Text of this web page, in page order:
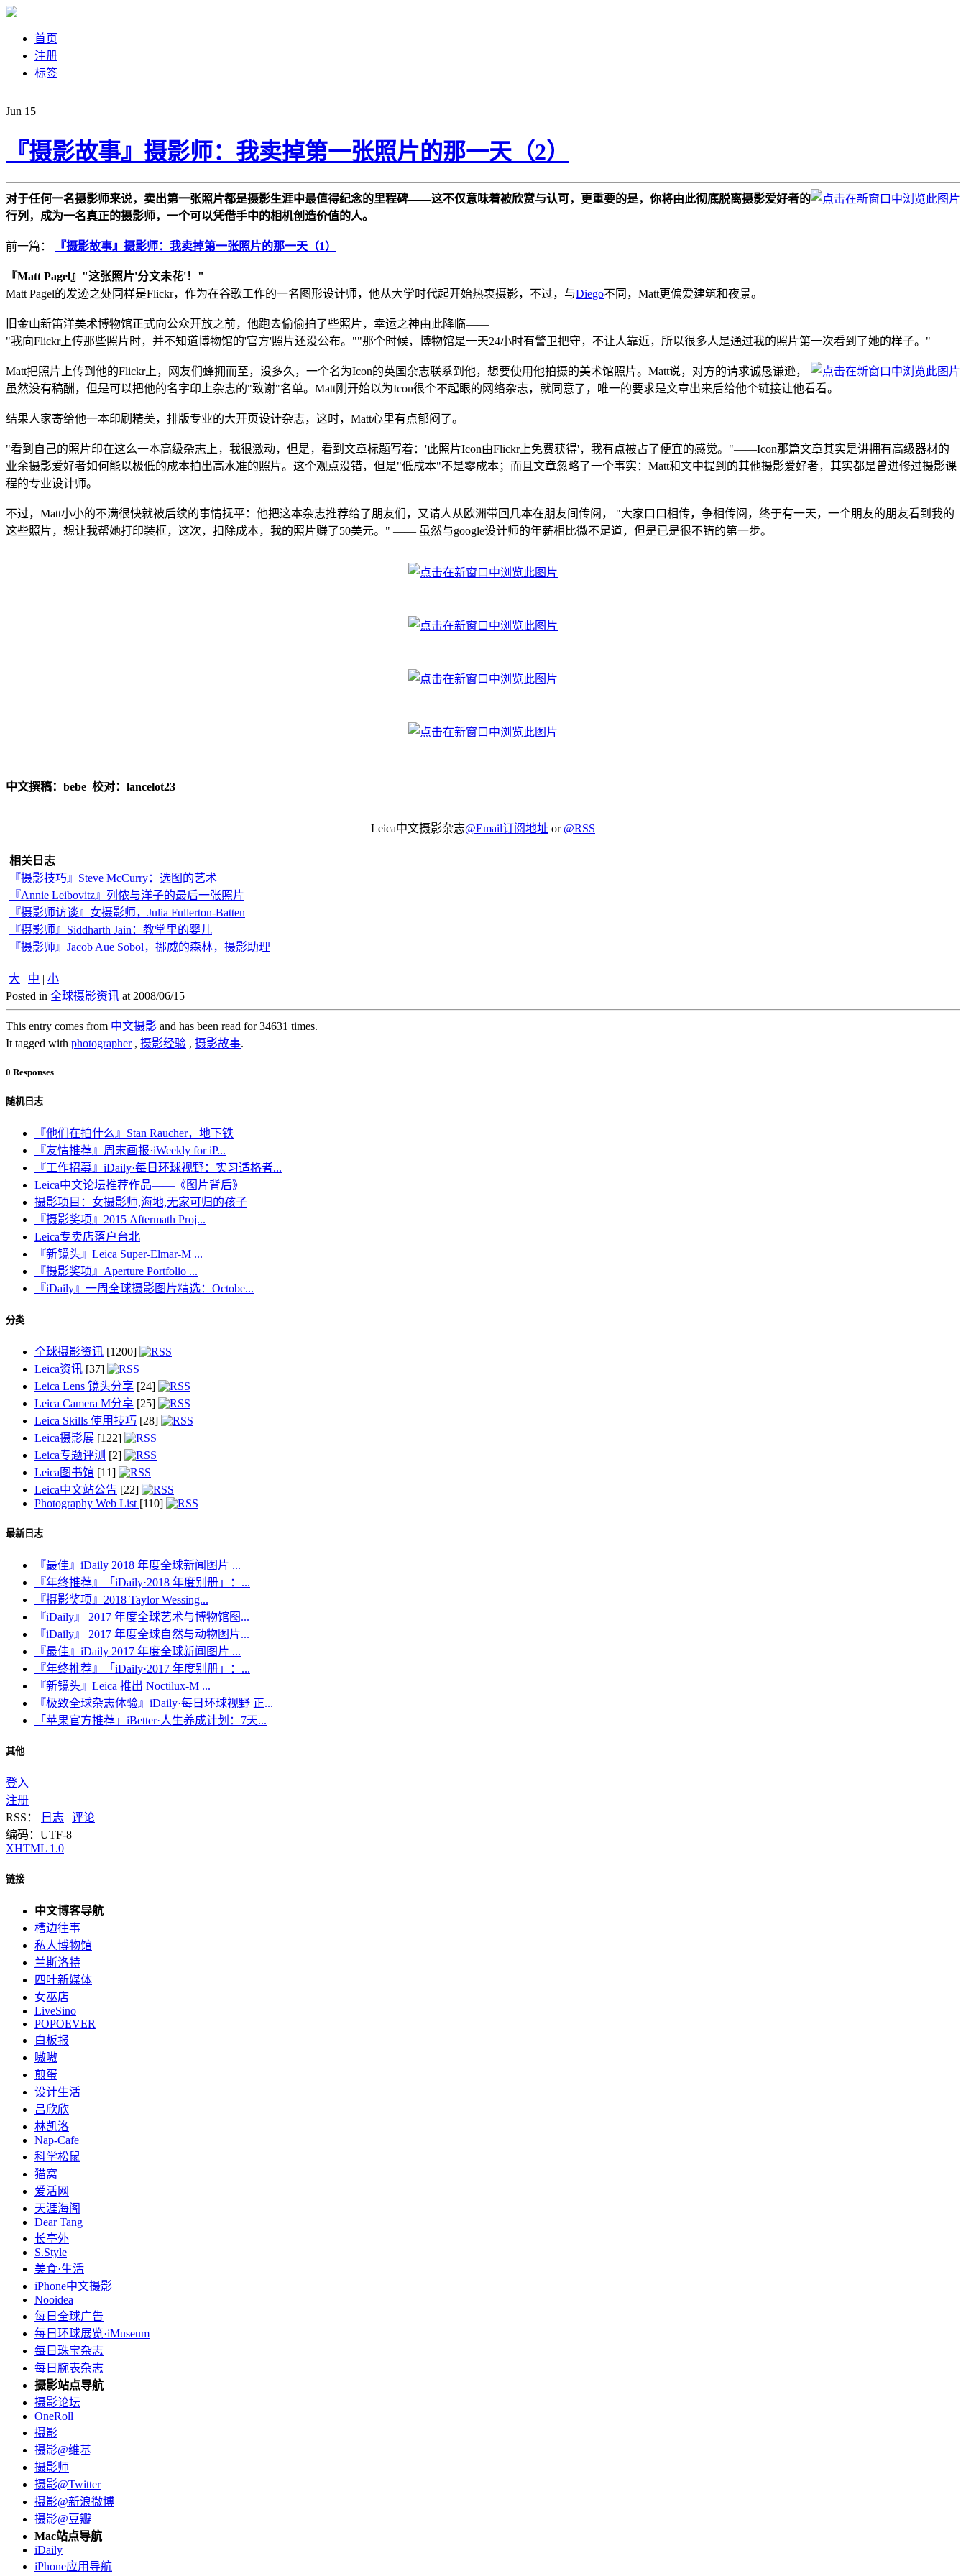
首页
注册
标签
Jun 15
『摄影故事』摄影师：我卖掉第一张照片的那一天（2）
对于任何一名摄影师来说，卖出第一张照片都是摄影生涯中最值得纪念的里程碑——这不仅意味着被欣赏与认可，更重要的是，你将由此彻底脱离摄影爱好者的
行列，成为一名真正的摄影师，一个可以凭借手中的相机创造价值的人。
前一篇： 『摄影故事』摄影师：我卖掉第一张照片的那一天（1）
『Matt Pagel』"这张照片'分文未花'！"
Matt Pagel的发迹之处同样是Flickr，作为在谷歌工作的一名图形设计师，他从大学时代起开始热衷摄影，不过，与Diego不同，Matt更偏爱建筑和夜景。
旧金山新笛洋美术博物馆正式向公众开放之前，他跑去偷偷拍了些照片，幸运之神由此降临——
"我向Flickr上传那些照片时，并不知道博物馆的'官方'照片还没公布。""那个时候，博物馆是一天24小时有警卫把守，不让人靠近，所以很多人是通过我的照片第一次看到了她的样子。"
Matt把照片上传到他的Flickr上，网友们蜂拥而至，没多久，一个名为Icon的英国杂志联系到他，想要使用他拍摄的美术馆照片。Matt说，对方的请求诚恳谦逊，
虽然没有稿酬，但是可以把他的名字印上杂志的"致谢"名单。Matt刚开始以为Icon很个不起眼的网络杂志，就同意了，唯一的要求是文章出来后给他个链接让他看看。
结果人家寄给他一本印刷精美，排版专业的大开页设计杂志，这时，Matt心里有点郁闷了。
"看到自己的照片印在这么一本高级杂志上，我很激动，但是，看到文章标题写着：'此照片Icon由Flickr上免费获得'，我有点被占了便宜的感觉。"——Icon那篇文章其实是讲拥有高级器材的
业余摄影爱好者如何能以极低的成本拍出高水准的照片。这个观点没错，但是"低成本"不是零成本；而且文章忽略了一个事实：Matt和文中提到的其他摄影爱好者，其实都是曾进修过摄影课
程的专业设计师。
不过，Matt小小的不满很快就被后续的事情抚平：他把这本杂志推荐给了朋友们，又请人从欧洲带回几本在朋友间传阅， "大家口口相传，争相传阅，终于有一天，一个朋友的朋友看到我的
这些照片，想让我帮她打印装框，这次，扣除成本，我的照片赚了50美元。" —— 虽然与google设计师的年薪相比微不足道，但是已是很不错的第一步。
中文撰稿：bebe 校对：lancelot23
Leica中文摄影杂志@Email订阅地址 or @RSS
相关日志
『摄影技巧』Steve McCurry：选图的艺术
『Annie Leibovitz』列侬与洋子的最后一张照片
『摄影师访谈』女摄影师，Julia Fullerton-Batten
『摄影师』Siddharth Jain：教堂里的婴儿
『摄影师』Jacob Aue Sobol，挪威的森林，摄影助理
大 | 中 | 小
Posted in 全球摄影资讯 at 2008/06/15
This entry comes from 中文摄影 and has been read for 34631 times.
It tagged with photographer, 摄影经验 , 摄影故事.
0 Responses
随机日志
『他们在拍什么』Stan Raucher，地下铁
『友情推荐』周末画报·iWeekly for iP...
『工作招募』iDaily·每日环球视野：实习适格者...
Leica中文论坛推荐作品——《图片背后》
摄影项目：女摄影师,海地,无家可归的孩子
『摄影奖项』2015 Aftermath Proj...
Leica专卖店落户台北
『新镜头』Leica Super-Elmar-M ...
『摄影奖项』Aperture Portfolio ...
『iDaily』一周全球摄影图片精选：Octobe...
分类
全球摄影资讯 [1200]
Leica资讯 [37]
Leica Lens 镜头分享 [24]
Leica Camera M分享 [25]
Leica Skills 使用技巧 [28]
Leica摄影展 [122]
Leica专题评测 [2]
Leica图书馆 [11]
Leica中文站公告 [22]
Photography Web List [110]
最新日志
『最佳』iDaily 2018 年度全球新闻图片 ...
『年终推荐』「iDaily·2018 年度别册」：...
『摄影奖项』2018 Taylor Wessing...
『iDaily』 2017 年度全球艺术与博物馆图...
『iDaily』 2017 年度全球自然与动物图片...
『最佳』iDaily 2017 年度全球新闻图片 ...
『年终推荐』「iDaily·2017 年度别册」：...
『新镜头』Leica 推出 Noctilux-M ...
『极致全球杂志体验』iDaily·每日环球视野 正...
「苹果官方推荐」iBetter·人生养成计划：7天...
其他
登入
注册
RSS：
日志 | 评论
编码：UTF-8
XHTML 1.0
链接
中文博客导航
槽边往事
私人博物馆
兰斯洛特
四叶新媒体
女巫店
LiveSino
POPOEVER
白板报
嗷嗷
煎蛋
设计生活
吕欣欣
林凯洛
Nap-Cafe
科学松鼠
猫窝
爱活网
天涯海阁
Dear Tang
长亭外
S.Style
美食·生活
iPhone中文摄影
Nooidea
每日全球广告
每日环球展览·iMuseum
每日珠宝杂志
每日腕表杂志
摄影站点导航
摄影论坛
OneRoll
摄影
摄影@维基
摄影师
摄影@Twitter
摄影@新浪微博
摄影@豆瓣
Mac站点导航
iDaily
iPhone应用导航